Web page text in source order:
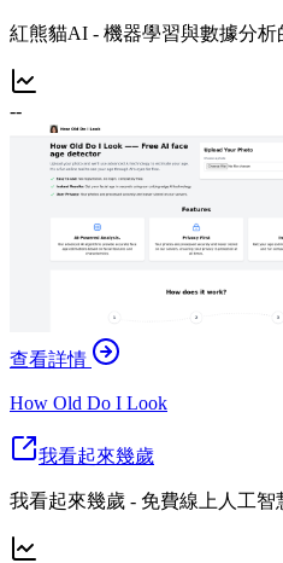
紅熊貓AI - 機器學習與數據分
--
查看詳情
How Old Do I Look
我看起來幾歲
我看起來幾歲 - 免費線上人工